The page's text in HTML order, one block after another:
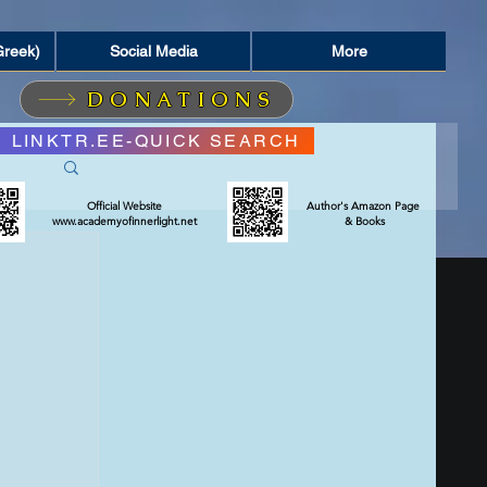
Social Media More
DONATIONS
LINKTR.EE-QUICK SEARCH
Official Website
www.academyofinnerlight.net
Author's Amazon Page
& Books